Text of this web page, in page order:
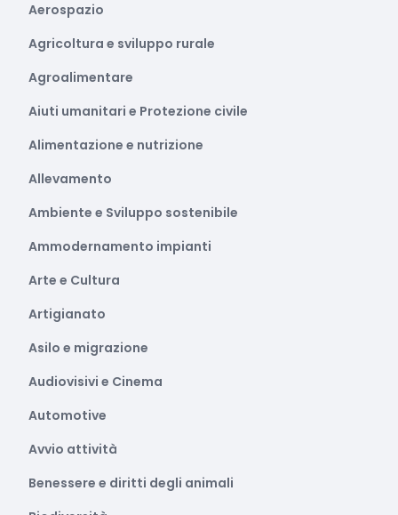
Aerospazio
Agricoltura e sviluppo rurale
Agroalimentare
Aiuti umanitari e Protezione civile
Alimentazione e nutrizione
Allevamento
Ambiente e Sviluppo sostenibile
Ammodernamento impianti
Arte e Cultura
Artigianato
Asilo e migrazione
Audiovisivi e Cinema
Automotive
Avvio attività
Benessere e diritti degli animali